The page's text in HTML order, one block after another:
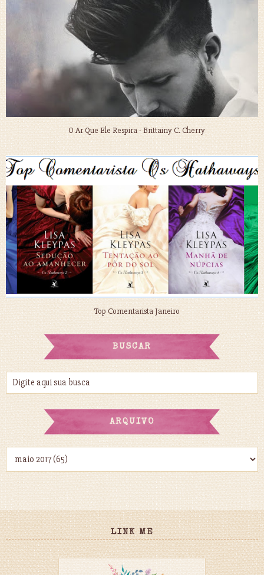
O Ar Que Ele Respira - Brittainy C. Cherry
Top Comentarista Janeiro
BUSCAR
ARQUIVO
LINK ME